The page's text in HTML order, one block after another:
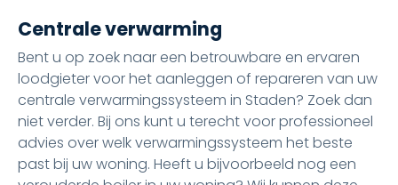
Centrale verwarming
Bent u op zoek naar een betrouwbare en ervaren
loodgieter voor het aanleggen of repareren van uw
centrale verwarmingssysteem in Staden? Zoek dan
niet verder. Bij ons kunt u terecht voor professioneel
advies over welk verwarmingssysteem het beste
past bij uw woning. Heeft u bijvoorbeeld nog een